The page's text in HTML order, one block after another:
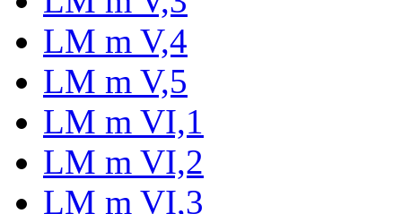
LM m V,4
LM m V,5
LM m VI,1
LM m VI,2
LM m VI,3